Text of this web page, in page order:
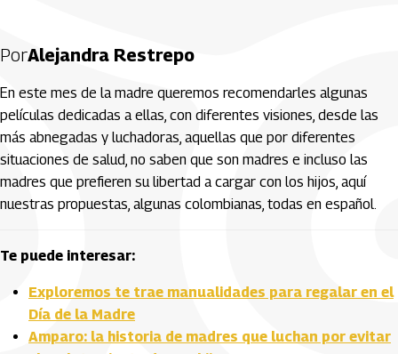
PorAlejandra Restrepo
En este mes de la madre queremos recomendarles algunas
películas dedicadas a ellas, con diferentes visiones, desde las
más abnegadas y luchadoras, aquellas que por diferentes
situaciones de salud, no saben que son madres e incluso las
madres que prefieren su libertad a cargar con los hijos, aquí
nuestras propuestas, algunas colombianas, todas en español.
Te puede interesar:
Exploremos te trae manualidades para regalar en el
Día de la Madre
Amparo: la historia de madres que luchan por evitar